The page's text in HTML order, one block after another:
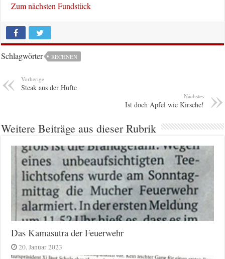
Zum nächsten Fundstück
Schlagwörter RECHNEN
Vorherige
Steak aus der Hufte
Nächstes
Ist doch Apfel wie Kirsche!
Weitere Beiträge aus dieser Rubrik
Das Kamasutra der Feuerwehr
20. Januar 2023